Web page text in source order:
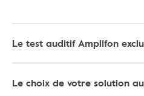
Le test auditif Amplifon
Le choix de votre solution